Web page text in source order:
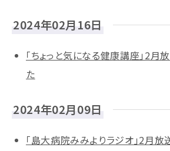
2024年02月16日
「ちょっと気になる健康講座」2月
た
2024年02月09日
「島大病院みみよりラジオ」2月